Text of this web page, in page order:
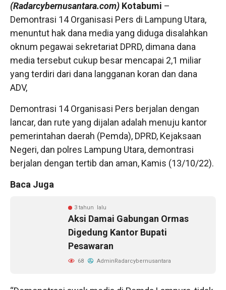
(Radarcybernusantara.com) Kotabumi –
Demontrasi 14 Organisasi Pers di Lampung Utara,
menuntut hak dana media yang diduga disalahkan
oknum pegawai sekretariat DPRD, dimana dana
media tersebut cukup besar mencapai 2,1 miliar
yang terdiri dari dana langganan koran dan dana
ADV,
Demontrasi 14 Organisasi Pers berjalan dengan
lancar, dan rute yang dijalan adalah menuju kantor
pemerintahan daerah (Pemda), DPRD, Kejaksaan
Negeri, dan polres Lampung Utara, demontrasi
berjalan dengan tertib dan aman, Kamis (13/10/22).
Baca Juga
3 tahun lalu
Aksi Damai Gabungan Ormas
Digedung Kantor Bupati
Pesawaran
68 AdminRadarcybernusantara